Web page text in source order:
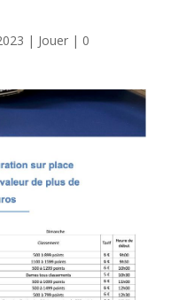
| Jouer| 0